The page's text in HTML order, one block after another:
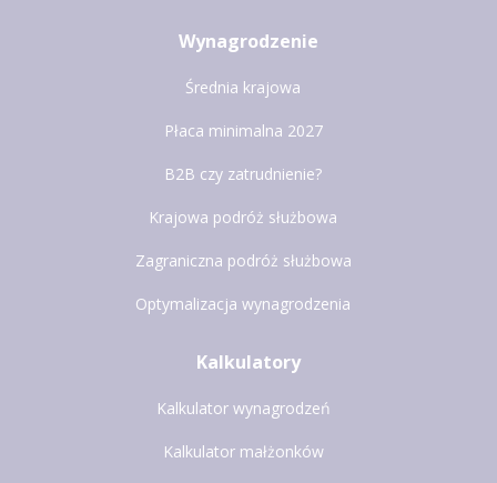
Wynagrodzenie
Średnia krajowa
Płaca minimalna 2027
B2B czy zatrudnienie?
Krajowa podróż służbowa
Zagraniczna podróż służbowa
Optymalizacja wynagrodzenia
Kalkulatory
Kalkulator wynagrodzeń
Kalkulator małżonków